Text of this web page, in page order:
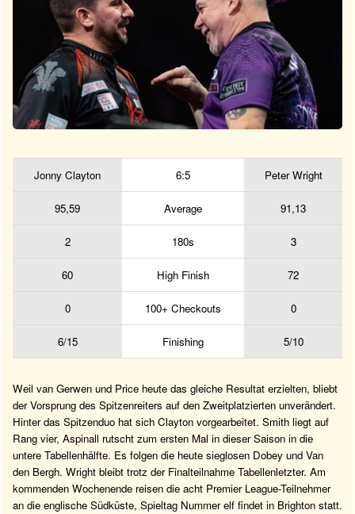
Jonny Clayton 6:5 Peter Wright
95,59 Average 91,13
2 180s 3
60 High Finish 72
0 100+ Checkouts 0
6/15 Finishing 5/10
Weil van Gerwen und Price heute das gleiche Resultat erzielten, bliebt
der Vorsprung des Spitzenreiters auf den Zweitplatzierten unverändert.
Hinter das Spitzenduo hat sich Clayton vorgearbeitet. Smith liegt auf
Rang vier, Aspinall rutscht zum ersten Mal in dieser Saison in die
untere Tabellenhälfte. Es folgen die heute sieglosen Dobey und Van
den Bergh. Wright bleibt trotz der Finalteilnahme Tabellenletzter. Am
kommenden Wochenende reisen die acht Premier League-Teilnehmer
an die englische Südküste, Spieltag Nummer elf findet in Brighton statt.